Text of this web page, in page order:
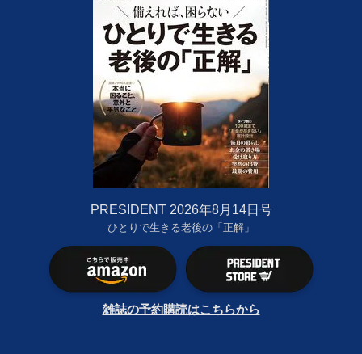
PRESIDENT 2026年8月14日号
ひとりで生きる老後の「正解」
雑誌の予約購読はこちらから